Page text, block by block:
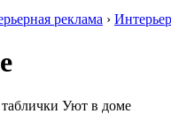
реклама ›